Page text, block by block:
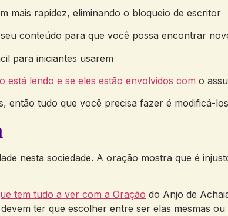
mais rapidez, eliminando o bloqueio de escritor
conteúdo para que você possa encontrar
para iniciantes usarem
está lendo e se eles estão envolvidos com o
então tudo que você precisa fazer é modificá-
nesta sociedade. A oração mostra que é
tem tudo a ver com a Oração do Anjo de
ter que escolher entre ser elas mesmas